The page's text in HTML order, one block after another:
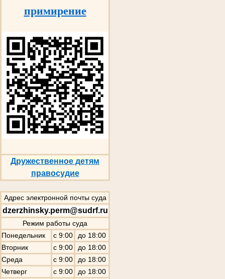
примирение
Дружественное детям
правосудие
Адрес электронной почты суда
dzerzhinsky.perm@sudrf.ru
Режим работы суда
Понедельник
с 9:00
до 18:00
Вторник
с 9:00
до 18:00
Среда
с 9:00
до 18:00
Четверг
с 9:00
до 18:00